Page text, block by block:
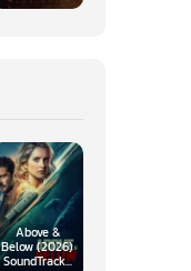
Above &
Below (2026)
SoundTrack...